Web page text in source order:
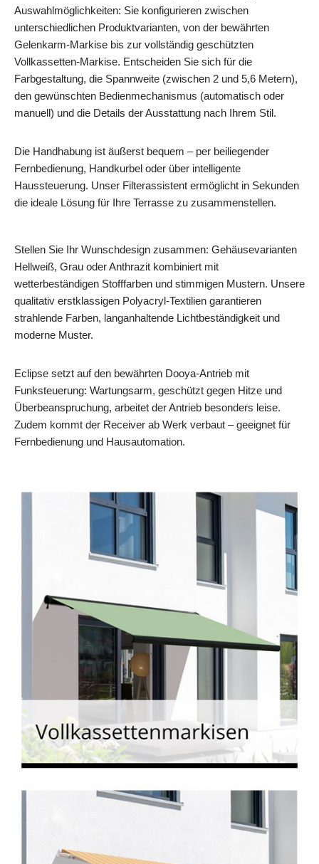
Auswahlmöglichkeiten: Sie konfigurieren zwischen
unterschiedlichen Produktvarianten, von der bewährten
Gelenkarm-Markise bis zur vollständig geschützten
Vollkassetten-Markise. Entscheiden Sie sich für die
Farbgestaltung, die Spannweite (zwischen 2 und 5,6 Metern),
den gewünschten Bedienmechanismus (automatisch oder
manuell) und die Details der Ausstattung nach Ihrem Stil.
Die Handhabung ist äußerst bequem – per beiliegender
Fernbedienung, Handkurbel oder über intelligente
Haussteuerung. Unser Filterassistent ermöglicht in Sekunden
die ideale Lösung für Ihre Terrasse zu zusammenstellen.
Stellen Sie Ihr Wunschdesign zusammen: Gehäusevarianten
Hellweiß, Grau oder Anthrazit kombiniert mit
wetterbeständigen Stofffarben und stimmigen Mustern. Unsere
qualitativ erstklassigen Polyacryl-Textilien garantieren
strahlende Farben, langanhaltende Lichtbeständigkeit und
moderne Muster.
Eclipse setzt auf den bewährten Dooya-Antrieb mit
Funksteuerung: Wartungsarm, geschützt gegen Hitze und
Überbeanspruchung, arbeitet der Antrieb besonders leise.
Zudem kommt der Receiver ab Werk verbaut – geeignet für
Fernbedienung und Hausautomation.